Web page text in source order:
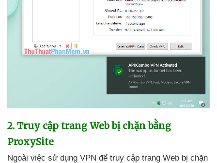
2. Truy cập trang Web bị chặn bằng
ProxySite
Ngoài việc sử dụng VPN để truy cập trang Web bị chặn